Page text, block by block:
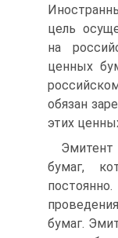
цель
на
ценных
обязан
этих
бумаг,
бумаг.